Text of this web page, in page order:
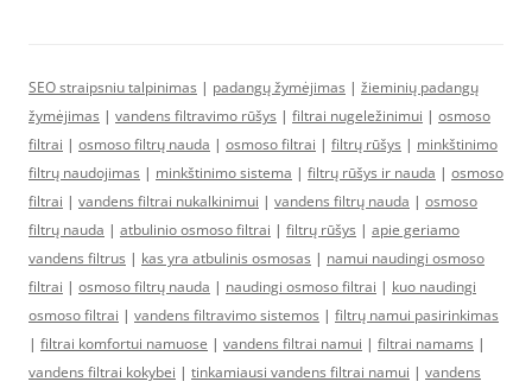
SEO straipsniu talpinimas | padangų žymėjimas | žieminių padangų
žymėjimas | vandens filtravimo rūšys | filtrai nugeležinimui | osmoso
filtrai | osmoso filtrų nauda | osmoso filtrai | filtrų rūšys | minkštinimo
filtrų naudojimas | minkštinimo sistema | filtrų rūšys ir nauda | osmoso
filtrai | vandens filtrai nukalkinimui | vandens filtrų nauda | osmoso
filtrų nauda | atbulinio osmoso filtrai | filtrų rūšys | apie geriamo
vandens filtrus | kas yra atbulinis osmosas | namui naudingi osmoso
filtrai | osmoso filtrų nauda | naudingi osmoso filtrai | kuo naudingi
osmoso filtrai | vandens filtravimo sistemos | filtrų namui pasirinkimas
| filtrai komfortui namuose | vandens filtrai namui | filtrai namams |
vandens filtrai kokybei | tinkamiausi vandens filtrai namui | vandens